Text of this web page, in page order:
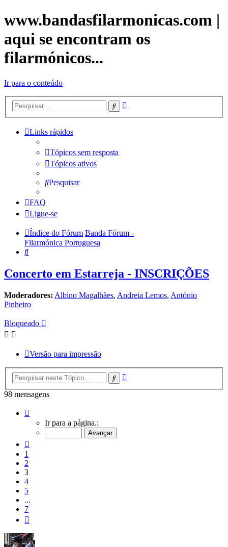
www.bandasfilarmonicas.com |
aqui se encontram os
filarmónicos...
Ir para o conteúdo
Pesquisar
Links rápidos
Tópicos sem resposta
Tópicos ativos
Pesquisar
FAQ
Ligue-se
Índice do Fórum Banda Fórum -
Filarmónica Portuguesa
Pesquisar
Concerto em Estarreja - INSCRIÇÕES
Moderadores: Albino Magalhães, Andreia Lemos, António
Pinheiro
Bloqueado
Versão para impressão
Pesquisar
98 mensagens
Ir para a página.:
1
2
3
4
5
...
7